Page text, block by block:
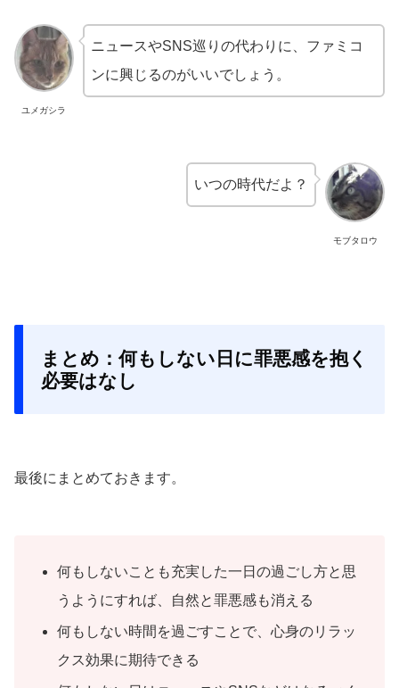
ユメガシラ
ニュースやSNS巡りの代わりに、ファミコ
ンに興じるのがいいでしょう。
モブタロウ
いつの時代だよ？
まとめ：何もしない日に罪悪感を抱く
必要はなし
最後にまとめておきます。
何もしないことも充実した一日の過ごし方と思
うようにすれば、自然と罪悪感も消える
何もしない時間を過ごすことで、心身のリラッ
クス効果に期待できる